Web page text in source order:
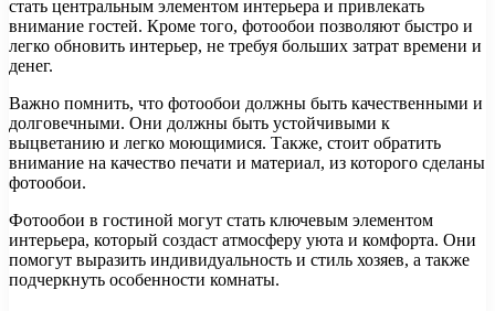
стать центральным элементом интерьера и привлекать
внимание гостей. Кроме того, фотообои позволяют быстро и
легко обновить интерьер, не требуя больших затрат времени и
денег.
Важно помнить, что фотообои должны быть качественными и
долговечными. Они должны быть устойчивыми к
выцветанию и легко моющимися. Также, стоит обратить
внимание на качество печати и материал, из которого сделаны
фотообои.
Фотообои в гостиной могут стать ключевым элементом
интерьера, который создаст атмосферу уюта и комфорта. Они
помогут выразить индивидуальность и стиль хозяев, а также
подчеркнуть особенности комнаты.